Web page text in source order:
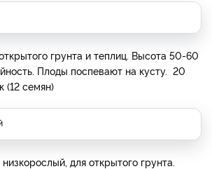
грунта и теплиц. Высота 50-60
Плоды поспевают на кусту. 20
(12 семян)
для открытого грунта.